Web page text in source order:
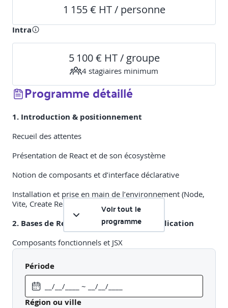
1 155 € HT / personne
Intra
5 100 € HT / groupe
4 stagiaires minimum
Programme détaillé
1. Introduction & positionnement
Recueil des attentes
Présentation de React et de son écosystème
Notion de composants et d’interface déclarative
Installation et prise en main de l’environnement (Node,
Vite, Create React App)
2. Bases de React & structure d’une application
Composants fonctionnels et JSX
Props et passage de données
State local et gestion de l’état simple
Organisation des fichiers et bonnes pratiques
Voir tout le
programme
Période
Région ou ville